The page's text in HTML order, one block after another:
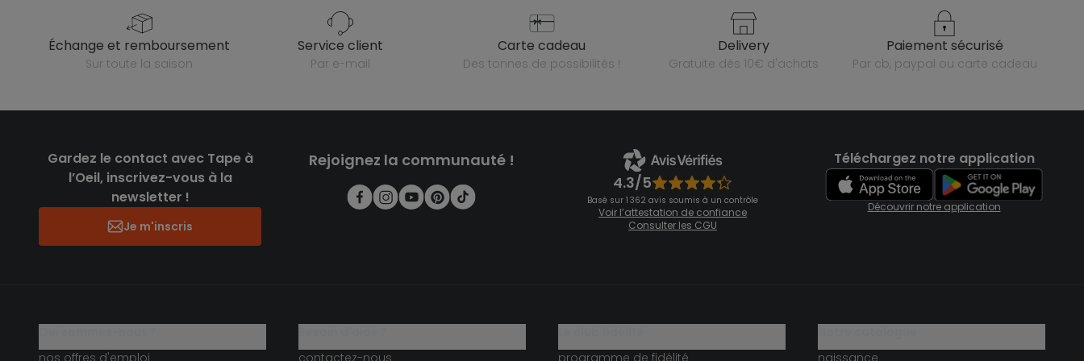
échange et remboursement
sur toute la saison
service client
par e-mail
carte cadeau
des tonnes de possibilités !
delivery
gratuite dès 10€ d'achats
paiement sécurisé
par cb, paypal ou carte cadeau
Gardez le contact avec Tape à
l’Oeil, inscrivez-vous à la
newsletter !
Je m'inscris
Rejoignez la communauté !
4.3/5
Basé sur 1 362 avis soumis à un contrôle
Voir l’attestation de confiance
Consulter les CGU
Téléchargez notre application
Découvrir notre application
nos offres d'emploi
contactez-nous
programme de fidélité
naissance